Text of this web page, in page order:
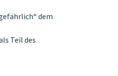
dem
Teil des